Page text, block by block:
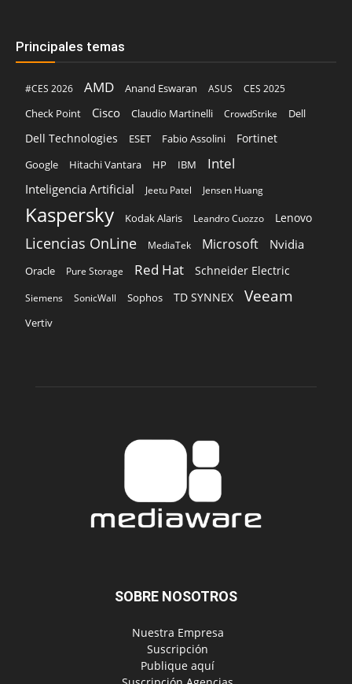
Principales temas
#CES 2026 AMD Anand Eswaran ASUS
CES 2025
Check Point
Cisco Claudio Martinelli CrowdStrike Dell
Dell Technologies ESET Fabio Assolini Fortinet
Google Hitachi Vantara HP IBM Intel
Inteligencia Artificial Jeetu Patel Jensen Huang
Kaspersky Kodak Alaris Leandro Cuozzo Lenovo
Licencias OnLine MediaTek Microsoft Nvidia
Oracle Pure Storage Red Hat Schneider Electric
Siemens SonicWall Sophos TD SYNNEX Veeam
Vertiv
SOBRE NOSOTROS
‎ Nuestra Empresa
‎ Suscripción
‎ Publique aquí